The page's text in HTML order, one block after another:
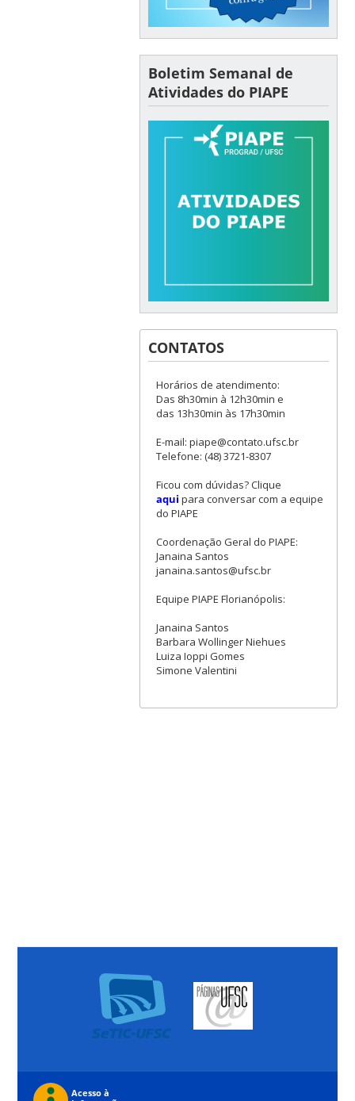
Boletim Semanal de
Atividades do PIAPE
CONTATOS
Horários de atendimento:
Das 8h30min à 12h30min e
das 13h30min às 17h30min
E-mail: piape@contato.ufsc.br
Telefone: (48) 3721-8307
Ficou com dúvidas? Clique
aqui para conversar com a equipe
do PIAPE
Coordenação Geral do PIAPE:
Janaina Santos
janaina.santos@ufsc.br
Equipe PIAPE Florianópolis:
Janaina Santos
Barbara Wollinger Niehues
Luiza Ioppi Gomes
Simone Valentini